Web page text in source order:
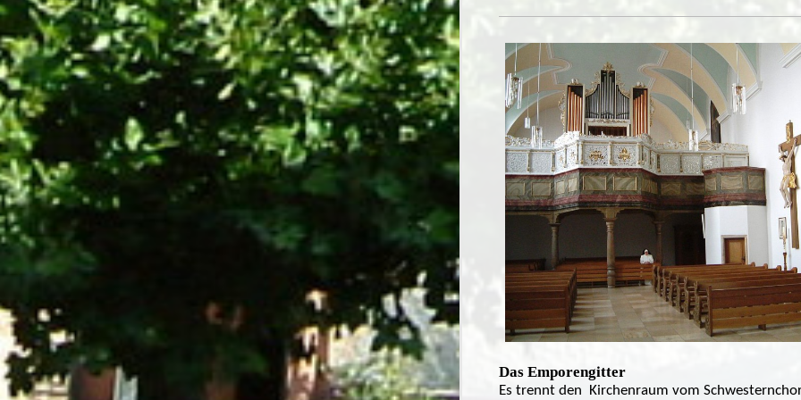
Das Emporengitter
Es trennt den Kirchenraum vom